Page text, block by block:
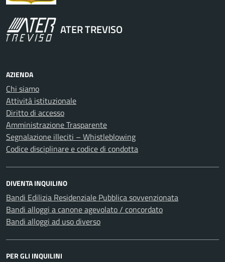
ATER TREVISO
AZIENDA
Chi siamo
Attività istituzionale
Diritto di accesso
Amministrazione Trasparente
Segnalazione illeciti – Whistleblowing
Codice disciplinare e codice di condotta
DIVENTA INQUILINO
Bandi Edilizia Residenziale Pubblica sovvenzionata
Bandi alloggi a canone agevolato / concordato
Bandi alloggi ad uso diverso
PER GLI INQUILINI